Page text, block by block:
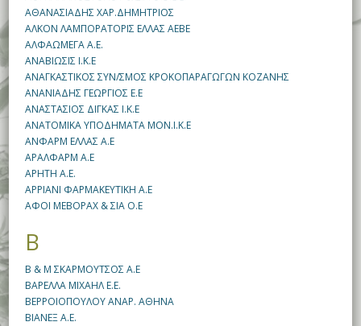
ΑΘΑΝΑΣΙΑΔΗΣ ΧΑΡ.ΔΗΜΗΤΡΙΟΣ
ΑΛΚΟΝ ΛΑΜΠΟΡΑΤΟΡΙΣ ΕΛΛΑΣ ΑΕΒΕ
ΑΛΦΑΩΜΕΓΑ Α.Ε.
ΑΝΑΒΙΩΣΙΣ Ι.Κ.Ε
ΑΝΑΓΚΑΣΤΙΚΟΣ ΣΥΝ/ΣΜΟΣ ΚΡΟΚΟΠΑΡΑΓΩΓΩΝ KOZΑΝΗΣ
ΑΝΑΝΙΑΔΗΣ ΓΕΩΡΓΙΟΣ Ε.Ε
ΑΝΑΣΤΑΣΙΟΣ ΔΙΓΚΑΣ Ι.Κ.Ε
ΑΝΑΤΟΜΙΚΑ ΥΠΟΔΗΜΑΤΑ ΜΟΝ.Ι.Κ.Ε
ΑΝΦΑΡΜ ΕΛΛΑΣ Α.Ε
ΑΡΑΛΦΑΡΜ Α.Ε
ΑΡΗΤΗ Α.Ε.
ΑΡΡΙΑΝΙ ΦΑΡΜΑΚΕΥΤΙΚΗ Α.Ε
ΑΦΟΙ ΜΕΒΟΡΑΧ & ΣΙΑ Ο.Ε
Β
Β & Μ ΣΚΑΡΜΟΥΤΣΟΣ Α.Ε
ΒΑΡΕΛΛΑ ΜΙΧΑΗΛ Ε.Ε.
ΒΕΡΡΟΙΟΠΟΥΛΟΥ ΑΝΑΡ. ΑΘΗΝΑ
ΒΙΑΝΕΞ Α.Ε.